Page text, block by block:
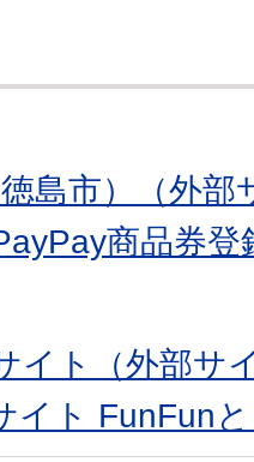
島市）（外部
商品券登
イト（外部サ
イト FunFun